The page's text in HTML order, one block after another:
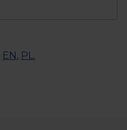
EN, PL.